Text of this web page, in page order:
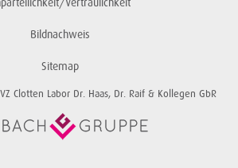
Vertraulichkeit
Bildnachweis
Sitemap
Clotten Labor Dr. Haas, Dr. Raif & Kollegen GbR